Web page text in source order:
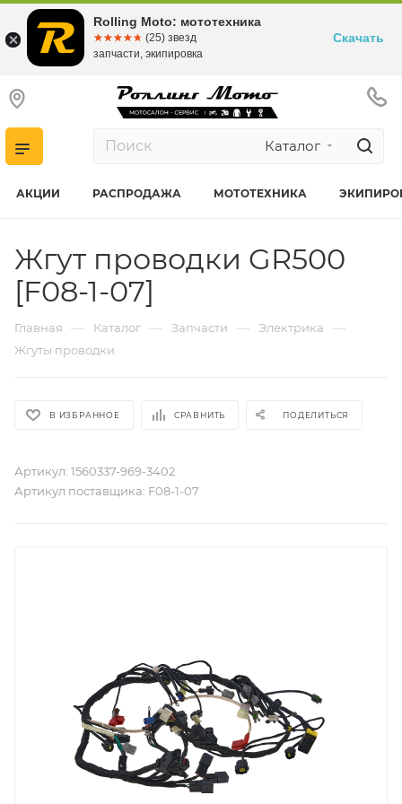
Каталог
АКЦИИ РАСПРОДАЖА МОТОТЕХНИКА
Жгут проводки GR500
[F08-1-07]
Главная — Каталог — Запчасти — Электрика —
Жгуты проводки
В ИЗБРАННОЕ СРАВНИТЬ ПОДЕЛИТЬСЯ
Артикул: 1560337-969-3402
Артикул поставщика: F08-1-07
Rolling Moto: мототехника
☆☆☆☆☆
★★★★★ (25) звезд
запчасти, экипировка
Скачать